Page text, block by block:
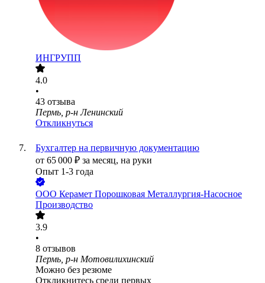
ИНГРУПП
4.0
•
43 отзыва
Пермь, р-н Ленинский
Откликнуться
Бухгалтер на первичную документацию
от 65 000 ₽ за месяц, на руки
Опыт 1-3 года
ООО Керамет Порошковая Металлургия-Насосное
Производство
3.9
•
8 отзывов
Пермь, р-н Мотовилихинский
Можно без резюме
Откликнитесь среди первых